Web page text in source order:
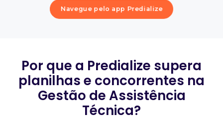
Navegue pelo app Predialize
Por que a Predialize supera
planilhas e concorrentes na
Gestão de Assistência
Técnica?